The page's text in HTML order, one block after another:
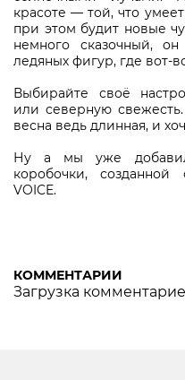
красоте — той, что
при этом будит новые
немного сказочный,
ледяных фигур, где вот-
Выбирайте своё
или северную
весна ведь длинная, и
Ну а мы уже
коробочки,
VOICE.
КОММЕНТАРИИ
Загрузка